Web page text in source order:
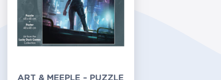
ART & MEEPLE – PUZZLE